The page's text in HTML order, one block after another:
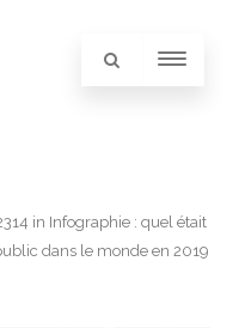
in Infographie : quel était
dans le monde en 2019